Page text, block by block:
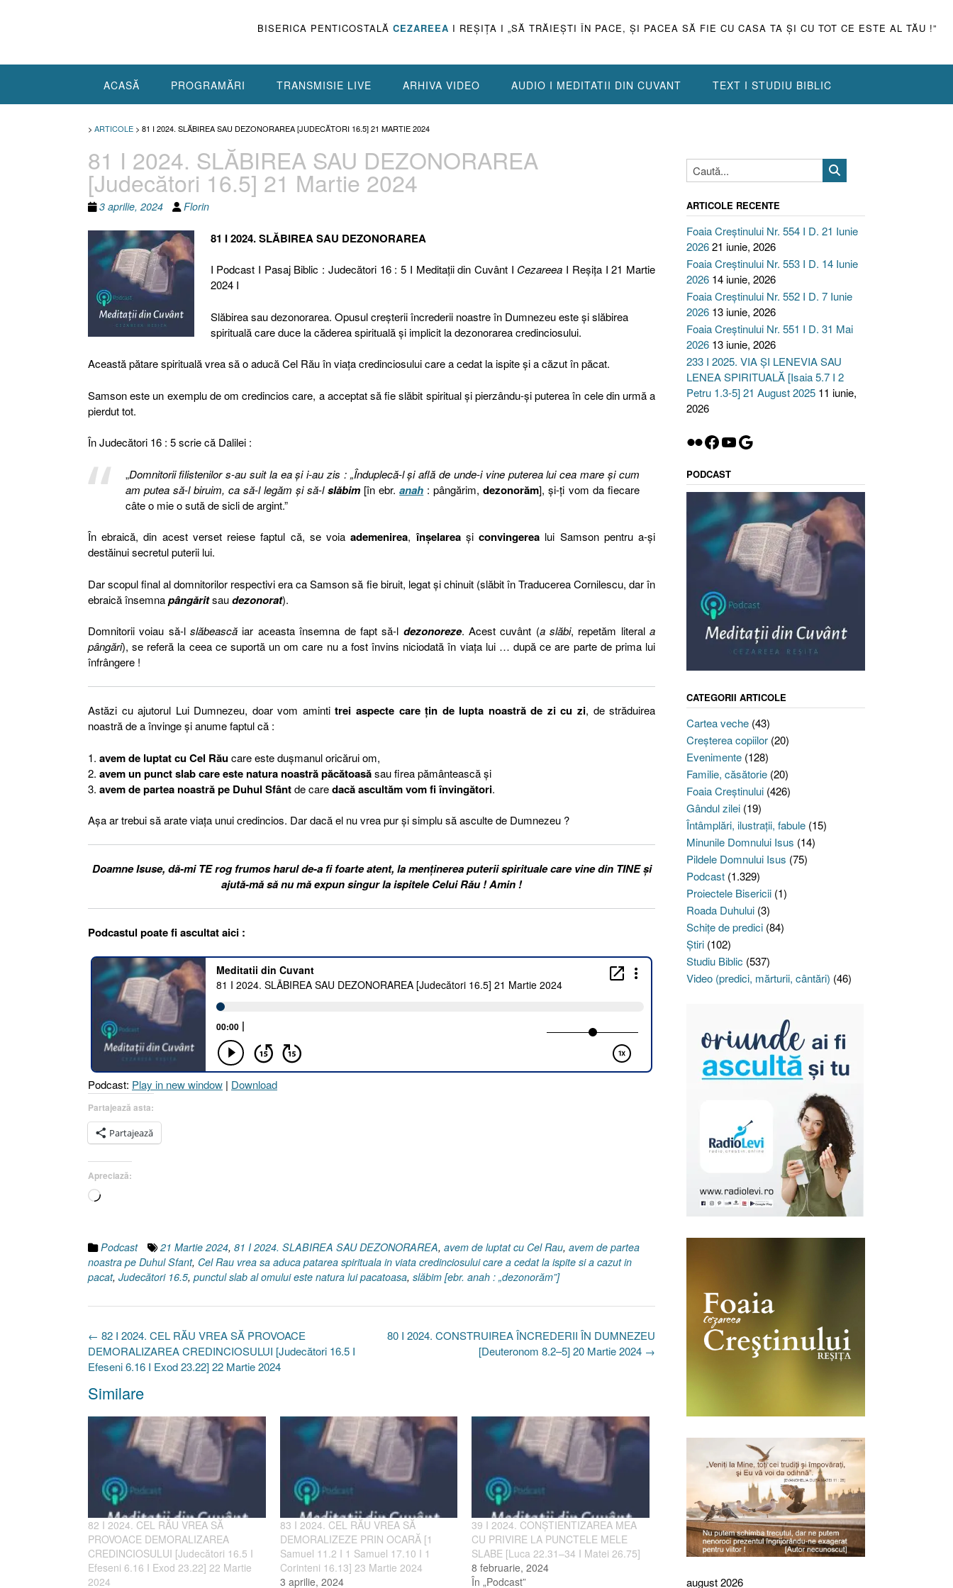
BISERICA PENTICOSTALĂ CEZAREEA I REŞIŢA I „SĂ TRĂIEŞTI ÎN PACE, ŞI PACEA SĂ FIE CU CASA TA ŞI CU TOT CE ESTE AL TĂU !”
ACASĂ PROGRAMĂRI TRANSMISIE LIVE ARHIVA VIDEO AUDIO I MEDITATII DIN CUVANT TEXT I STUDIU BIBLIC
> ARTICOLE > 81 I 2024. SLĂBIREA SAU DEZONORAREA [JUDECĂTORI 16.5] 21 MARTIE 2024
81 I 2024. SLĂBIREA SAU DEZONORAREA
[Judecători 16.5] 21 Martie 2024
3 aprilie, 2024 Florin
81 I 2024. SLĂBIREA SAU DEZONORAREA
I Podcast I Pasaj Biblic : Judecători 16 : 5 I Meditaţii din Cuvânt I Cezareea I Reşiţa I 21 Martie
2024 I
Slăbirea sau dezonorarea. Opusul creșterii încrederii noastre în Dumnezeu este și slăbirea
spirituală care duce la căderea spirituală și implicit la dezonorarea credinciosului.
Această pătare spirituală vrea să o aducă Cel Rău în viața credinciosului care a cedat la ispite și a căzut în păcat.
Samson este un exemplu de om credincios care, a acceptat să fie slăbit spiritual și pierzându-și puterea în cele din urmă a
pierdut tot.
În Judecători 16 : 5 scrie că Dalilei :
„Domnitorii filistenilor s-au suit la ea şi i-au zis : „Înduplecă-l şi află de unde-i vine puterea lui cea mare şi cum
am putea să-l biruim, ca să-l legăm şi să-lslăbim [în ebr.anah : pângărim,dezonorăm], şi-ţi vom da fiecare
câte o mie o sută de sicli de argint.”
În ebraică, din acest verset reiese faptul că, se voiaademenirea,înșelareașiconvingerea lui Samson pentru a-și
destăinui secretul puterii lui.
Dar scopul final al domnitorilor respectivi era ca Samson să fie biruit, legat și chinuit (slăbit în Traducerea Cornilescu, dar în
ebraică însemnapângăritsaudezonorat).
Domnitorii voiau să-lslăbească iar aceasta însemna de fapt să-l dezonoreze. Acest cuvânt (a slăbi, repetăm literala
pângări), se referă la ceea ce suportă un om care nu a fost învins niciodată în viața lui … după ce are parte de prima lui
înfrângere !
Astăzi cu ajutorul Lui Dumnezeu, doar vom amintitrei aspecte care țin de lupta noastră de zi cu zi, de străduirea
noastră de a învinge și anume faptul că :
1. avem de luptat cu Cel Răucare este dușmanul oricărui om,
2. avem un punct slab care este natura noastră păcătoasăsau firea pământească și
3. avem de partea noastră pe Duhul Sfântde caredacă ascultăm vom fi învingători.
Așa ar trebui să arate viața unui credincios. Dar dacă el nu vrea pur și simplu să asculte de Dumnezeu ?
Doamne Isuse, dă-mi TE rog frumos harul de-a fi foarte atent, la menținerea puterii spirituale care vine din TINE și
ajută-mă să nu mă expun singur la ispitele Celui Rău ! Amin !
Podcastul poate fi ascultat aici :
Podcast: Play in new window | Download
Partajează asta:
Partajează
Apreciază:
Încarc...
Podcast 21 Martie 2024, 81 I 2024. SLABIREA SAU DEZONORAREA, avem de luptat cu Cel Rau, avem de partea
noastra pe Duhul Sfant, Cel Rau vrea sa aduca patarea spirituala in viata credinciosului care a cedat la ispite si a cazut in
pacat, Judecători 16.5, punctul slab al omului este natura lui pacatoasa, slăbim [ebr. anah : „dezonorăm”]
Post
navigation
80 I 2024. CONSTRUIREA ÎNCREDERII ÎN DUMNEZEU
[Deuteronom 8.2–5] 20 Martie 2024 →
← 82 I 2024. CEL RĂU VREA SĂ PROVOACE
DEMORALIZAREA CREDINCIOSULUI [Judecători 16.5 I
Efeseni 6.16 I Exod 23.22] 22 Martie 2024
Similare
82 I 2024. CEL RĂU VREA SĂ
PROVOACE DEMORALIZAREA
CREDINCIOSULUI [Judecători 16.5 I
Efeseni 6.16 I Exod 23.22] 22 Martie
2024
83 I 2024. CEL RĂU VREA SĂ
DEMORALIZEZE PRIN OCARĂ [1
Samuel 11.2 I 1 Samuel 17.10 I 1
Corinteni 16.13] 23 Martie 2024
3 aprilie, 2024
39 I 2024. CONȘTIENTIZAREA MEA
CU PRIVIRE LA PUNCTELE MELE
SLABE [Luca 22.31–34 I Matei 26.75]
8 februarie, 2024
În „Podcast”
ARTICOLE RECENTE
Foaia Creștinului Nr. 554 I D. 21 Iunie
202621 iunie, 2026
Foaia Creștinului Nr. 553 I D. 14 Iunie
2026 14 iunie, 2026
Foaia Creștinului Nr. 552 I D. 7 Iunie
2026 13 iunie, 2026
Foaia Creștinului Nr. 551 I D. 31 Mai
2026 13 iunie, 2026
233 I 2025. VIA ȘI LENEVIA SAU
LENEA SPIRITUALĂ [Isaia 5.7 I 2
Petru 1.3-5] 21 August 2025 11 iunie,
2026
Flickr
Facebook
YouTube
Google
PODCAST
CATEGORII ARTICOLE
Cartea veche(43)
Creşterea copiilor(20)
Evenimente(128)
Familie, căsătorie(20)
Foaia Creştinului(426)
Gândul zilei(19)
Întâmplări, ilustraţii, fabule(15)
Minunile Domnului Isus (14)
Pildele Domnului Isus (75)
Podcast(1.329)
Proiectele Bisericii(1)
Roada Duhului(3)
Schiţe de predici(84)
Ştiri(102)
Studiu Biblic (537)
Video (predici, mărturii, cântări) (46)
august 2026